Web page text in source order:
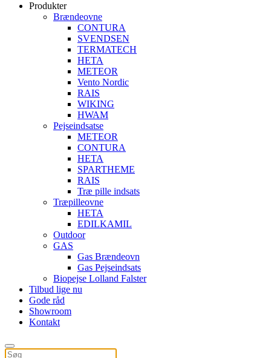
Produkter
Brændeovne
CONTURA
SVENDSEN
TERMATECH
HETA
METEOR
Vento Nordic
RAIS
WIKING
HWAM
Pejseindsatse
METEOR
CONTURA
HETA
SPARTHEME
RAIS
Træ pille indsats
Træpilleovne
HETA
EDILKAMIL
Outdoor
GAS
Gas Brændeovn
Gas Pejseindsats
Biopejse Lolland Falster
Tilbud lige nu
Gode råd
Showroom
Kontakt